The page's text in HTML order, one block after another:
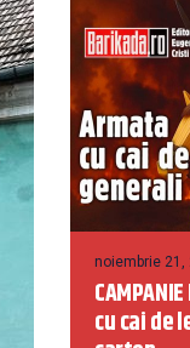
noiembrie 21,
cu cai de